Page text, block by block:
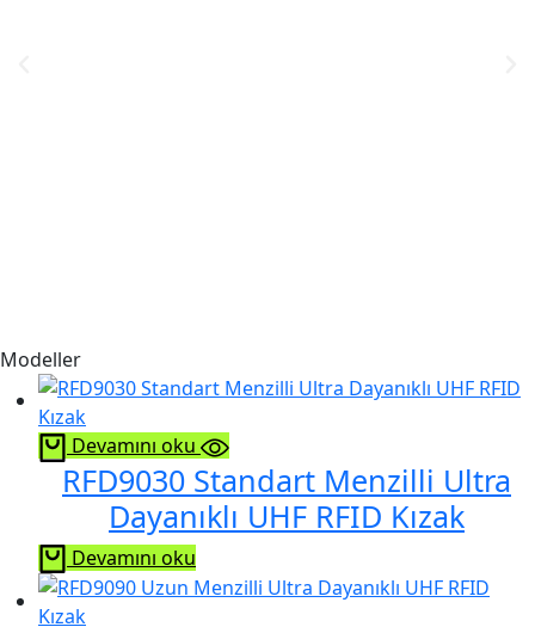
Modeller
Devamını oku
RFD9030 Standart Menzilli Ultra
Dayanıklı UHF RFID Kızak
Devamını oku